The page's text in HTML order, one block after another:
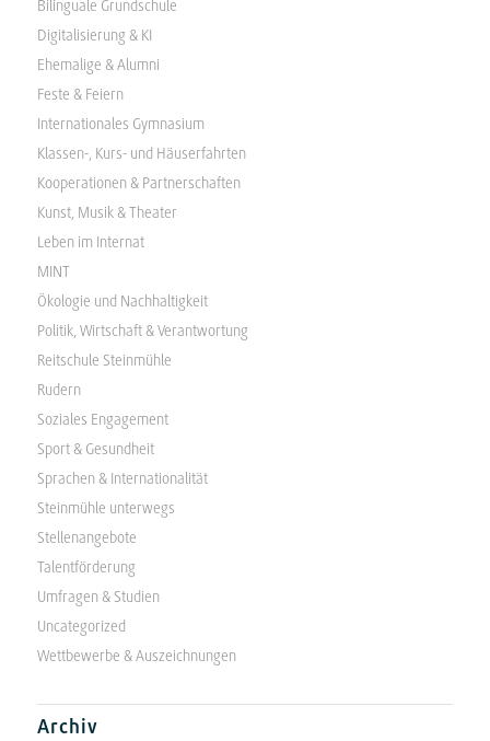
Bilinguale Grundschule
Digitalisierung & KI
Ehemalige & Alumni
Feste & Feiern
Internationales Gymnasium
Klassen-, Kurs- und Häuserfahrten
Kooperationen & Partnerschaften
Kunst, Musik & Theater
Leben im Internat
MINT
Ökologie und Nachhaltigkeit
Politik, Wirtschaft & Verantwortung
Reitschule Steinmühle
Rudern
Soziales Engagement
Sport & Gesundheit
Sprachen & Internationalität
Steinmühle unterwegs
Stellenangebote
Talentförderung
Umfragen & Studien
Uncategorized
Wettbewerbe & Auszeichnungen
Archiv